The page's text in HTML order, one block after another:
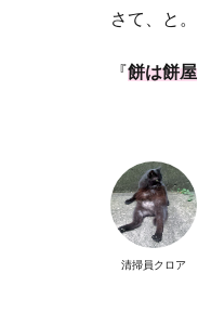
さて、と。
『餅は餅屋
清掃員クロア